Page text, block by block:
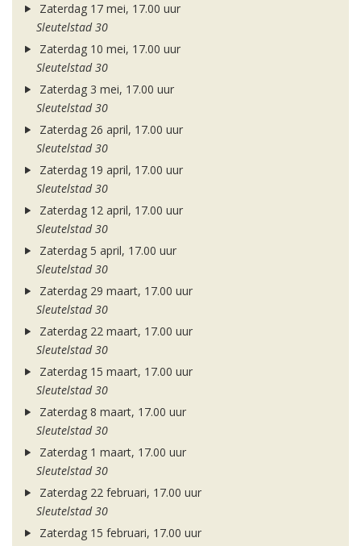
Zaterdag 17 mei, 17.00 uur
Sleutelstad 30
Zaterdag 10 mei, 17.00 uur
Sleutelstad 30
Zaterdag 3 mei, 17.00 uur
Sleutelstad 30
Zaterdag 26 april, 17.00 uur
Sleutelstad 30
Zaterdag 19 april, 17.00 uur
Sleutelstad 30
Zaterdag 12 april, 17.00 uur
Sleutelstad 30
Zaterdag 5 april, 17.00 uur
Sleutelstad 30
Zaterdag 29 maart, 17.00 uur
Sleutelstad 30
Zaterdag 22 maart, 17.00 uur
Sleutelstad 30
Zaterdag 15 maart, 17.00 uur
Sleutelstad 30
Zaterdag 8 maart, 17.00 uur
Sleutelstad 30
Zaterdag 1 maart, 17.00 uur
Sleutelstad 30
Zaterdag 22 februari, 17.00 uur
Sleutelstad 30
Zaterdag 15 februari, 17.00 uur